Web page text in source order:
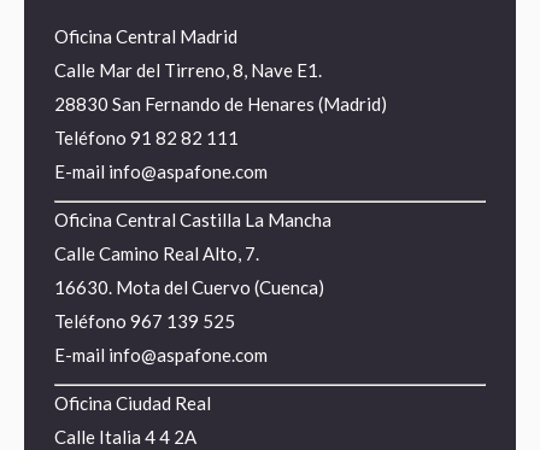
Oficina Central Madrid
Calle Mar del Tirreno, 8, Nave E1.
28830 San Fernando de Henares (Madrid)
Teléfono 91 82 82 111
E-mail info@aspafone.com
Oficina Central Castilla La Mancha
Calle Camino Real Alto, 7.
16630. Mota del Cuervo (Cuenca)
Teléfono 967 139 525
E-mail info@aspafone.com
Oficina Ciudad Real
Calle Italia 4 4 2A